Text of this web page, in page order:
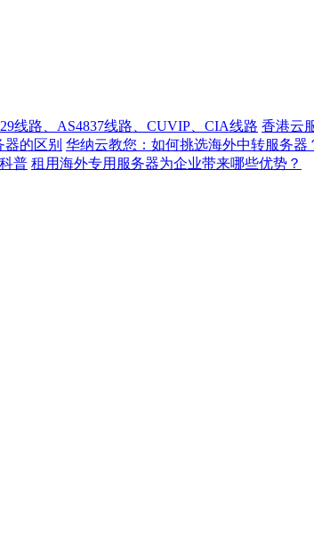
线路、AS4837线路、CUVIP、CIA线路 香港云
的区别 华纳云教您：如何挑选海外中转服务器
普 租用海外专用服务器为企业带来哪些优势？